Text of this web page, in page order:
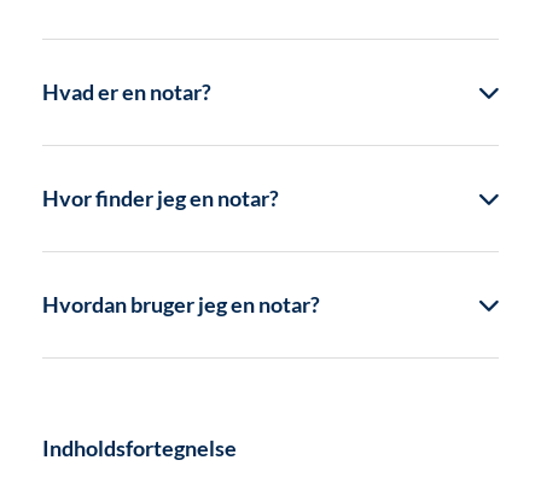
Hvad er en notar?
Hvor finder jeg en notar?
Hvordan bruger jeg en notar?
Indholdsfortegnelse